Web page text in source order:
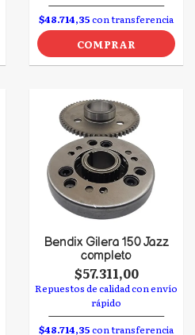
$48.714,35con transferencia
COMPRAR
Bendix Gilera 150 Jazz
completo
$57.311,00
Repuestos de calidad con envío
rápido
$48.714,35con transferencia